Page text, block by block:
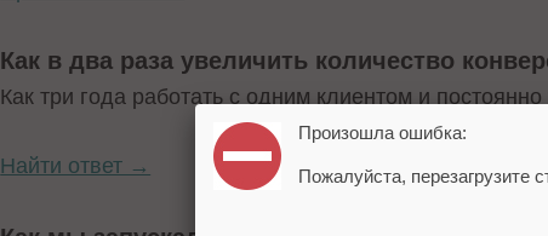
Как в два раза увеличить количество
Как три года работать с одним клиентом и
Найти ответ →
Произошла ошибка:
Пожалуйста, перезагрузите